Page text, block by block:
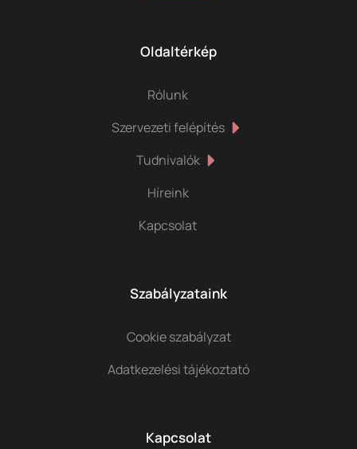
Oldaltérkép
Rólunk
Szervezeti felépítés
Tudnivalók
Híreink
Kapcsolat
Szabályzataink
Cookie szabályzat
Adatkezelési tájékoztató
Kapcsolat